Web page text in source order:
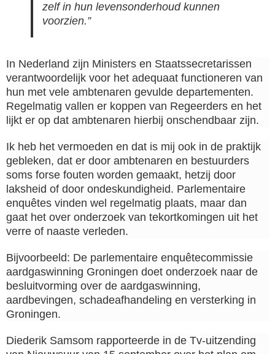
zelf in hun levensonderhoud kunnen
voorzien.”
In Nederland zijn Ministers en Staatssecretarissen
verantwoordelijk voor het adequaat functioneren van
hun met vele ambtenaren gevulde departementen.
Regelmatig vallen er koppen van Regeerders en het
lijkt er op dat ambtenaren hierbij onschendbaar zijn.
Ik heb het vermoeden en dat is mij ook in de praktijk
gebleken, dat er door ambtenaren en bestuurders
soms forse fouten worden gemaakt, hetzij door
laksheid of door ondeskundigheid. Parlementaire
enquêtes vinden wel regelmatig plaats, maar dan
gaat het over onderzoek van tekortkomingen uit het
verre of naaste verleden.
Bijvoorbeeld: De parlementaire enquêtecommissie
aardgaswinning Groningen doet onderzoek naar de
besluitvorming over de aardgaswinning,
aardbevingen, schadeafhandeling en versterking in
Groningen.
Diederik Samsom rapporteerde in de Tv-uitzending